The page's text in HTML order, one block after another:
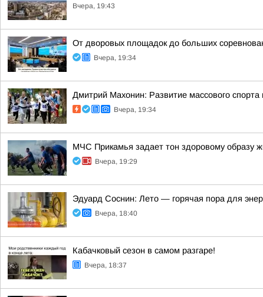
Вчера, 19:43
От дворовых площадок до больших
Вчера, 19:34
Дмитрий Махонин: Развитие массового спорта
Вчера, 19:34
МЧС Прикамья задает тон здоровому образу
Вчера, 19:29
Эдуард Соснин: Лето — горячая пора для
Вчера, 18:40
Кабачковый сезон в самом разгаре!
Вчера, 18:37